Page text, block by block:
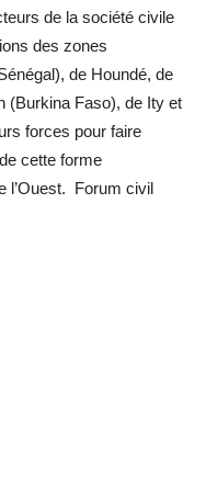
de la société civile
des zones
de Houndé, de
(Burkina Faso), de Ity et
forces pour faire
cette forme
l’Ouest. Forum civil